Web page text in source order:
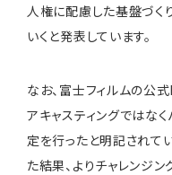
人権に配慮した基盤づく
いくと発表しています。
なお、富士フィルムの公
アキャスティングではな
定を行ったと明記されて
た結果、よりチャレンジ